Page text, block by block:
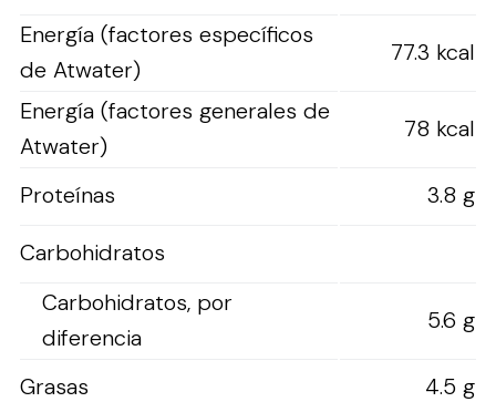
Energía (factores específicos
de Atwater)
77.3 kcal
Energía (factores generales de
Atwater)
78 kcal
Proteínas
3.8 g
Carbohidratos
Carbohidratos, por
diferencia
5.6 g
Grasas
4.5 g